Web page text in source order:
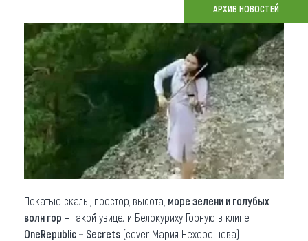
Что привезти (сувениры)
О регионе
Коллекция впечатлений
Другие рубрики
АРХИВ НОВОСТЕЙ
Покатые скалы, простор, высота, море зелени и голубых
волн гор – такой увидели Белокуриху Горную в клипе
OneRepublic – Secrets (cover Мария Нехорошева).